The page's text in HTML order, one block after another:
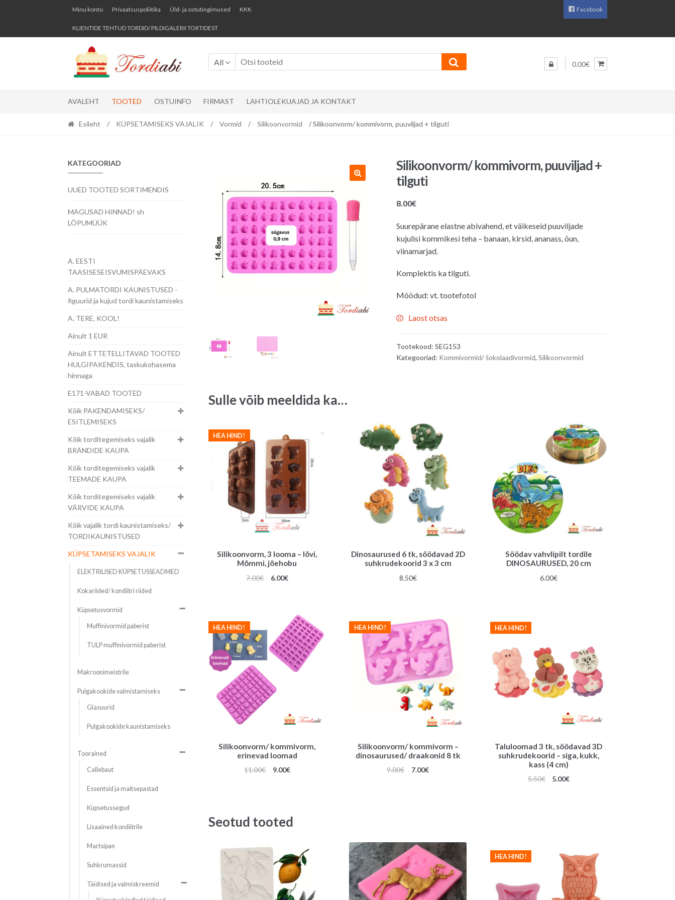
Skip
navigation
Skip
content
Minu konto Privaatsuspoliitika Üld- ja ostutingimused KKK
KLIENTIDE TEHTUD TORDID/ PILDIGALERII TORTIDEST
Facebook
All 0.00€
AVALEHT TOOTED OSTUINFO FIRMAST LAHTIOLEKUAJAD JA KONTAKT
Esileht / KÜPSETAMISEKS VAJALIK / Vormid / Silikoonvormid / Silikoonvorm/ kommivorm, puuviljad + tilguti
Silikoonvorm/ kommivorm, puuviljad +
tilguti
8.00€
Suurepärane elastne abivahend, et väikeseid puuviljade
kujulisi kommikesi teha – banaan, kirsid, ananass, õun,
viinamarjad.
Komplektis ka tilguti.
Mõõdud: vt. tootefotol
Laost otsas
Tootekood: SEG153
Kategooriad: Kommivormid/ šokolaadivormid, Silikoonvormid
Sulle võib meeldida ka…
Silikoonvorm, 3 looma – lõvi,
Mõmmi, jõehobu
HEA HIND!
7.00€
Algne
6.00€Praegune
Dinosaurused 6 tk, söödavad 2D
suhkrudekoorid 3 x 3 cm
8.50€
Söödav vahvlipilt tordile
DINOSAURUSED, 20 cm
6.00€
Silikoonvorm/ kommivorm,
erinevad loomad
HEA HIND!
11.00€
Algne
9.00€Praegune
Silikoonvorm/ kommivorm –
dinosaurused/ draakonid 8 tk
HEA HIND!
9.00€
Algne
7.00€Praegune
Taluloomad 3 tk, söödavad 3D
suhkrudekoorid – siga, kukk,
kass (4 cm)
HEA HIND!
5.50€
Algne
5.00€Praegune
Seotud tooted
HEA HIND!
KATEGOORIAD
UUED TOOTED SORTIMENDIS
MAGUSAD HINNAD! sh
LÕPUMÜÜK
A. EESTI
TAASISESEISVUMISPÄEVAKS
A. PULMATORDI KAUNISTUSED -
figuurid ja kujud tordi kaunistamiseks
A. TERE, KOOL!
Ainult 1 EUR
Ainult ETTETELLITAVAD TOOTED
HULGIPAKENDIS, taskukohasema
hinnaga
E171-VABAD TOOTED
Kõik PAKENDAMISEKS/
ESITLEMISEKS
Kõik torditegemiseks vajalik
BRÄNDIDE KAUPA
Kõik torditegemiseks vajalik
TEEMADE KAUPA
Kõik torditegemiseks vajalik
VÄRVIDE KAUPA
Kõik vajalik tordi kaunistamiseks/
TORDIKAUNISTUSED
KÜPSETAMISEKS VAJALIK
ELEKTRILISED KÜPSETUSSEADMED
Kokariided/ kondiitri riided
Küpsetusvormid
Muffinivormid paberist
TULP muffinivormid paberist
Makroonimeistrile
Pulgakookide valmistamiseks
Glasuurid
Pulgakookide kaunistamiseks
Toorained
Callebaut
Essentsid ja maitsepastad
Küpsetussegud
Lisaained kondiitrile
Martsipan
Suhkrumassid
Täidised ja valmiskreemid